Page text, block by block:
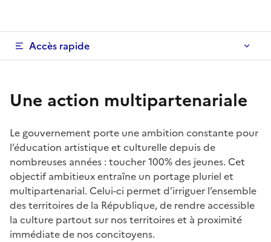
Accès rapide
Une action multipartenariale
Le gouvernement porte une ambition constante pour
l’éducation artistique et culturelle depuis de
nombreuses années : toucher 100% des jeunes. Cet
objectif ambitieux entraîne un portage pluriel et
multipartenarial. Celui-ci permet d’irriguer l’ensemble
des territoires de la République, de rendre accessible
la culture partout sur nos territoires et à proximité
immédiate de nos concitoyens.